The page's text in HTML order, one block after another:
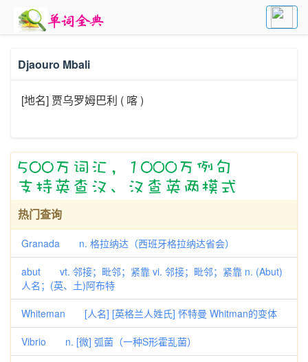
Djaouro Mbali
[地名] 贾乌罗姆巴利 ( 喀 )
热门查询
Granada n. 格拉纳达（西班牙格拉纳达省会）
abut vt. 邻接；毗邻；紧靠 vi. 邻接；毗邻；紧靠 n. (Abut)
人名；(英、土)阿布特
Whiteman [人名] [英格兰人姓氏] 怀特曼 Whitman的变体
Vibrio n. [微] 弧菌（一种S形霍乱菌）